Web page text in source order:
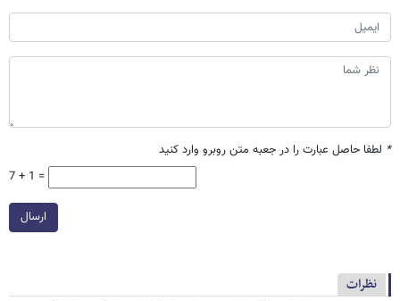
* لطفا حاصل عبارت را در جعبه متن روبرو وارد کنید
7 + 1 =
ارسال
نظرات